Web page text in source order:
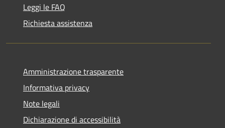
Leggi le FAQ
Richiesta assistenza
Amministrazione trasparente
Informativa privacy
Note legali
Dichiarazione di accessibilità